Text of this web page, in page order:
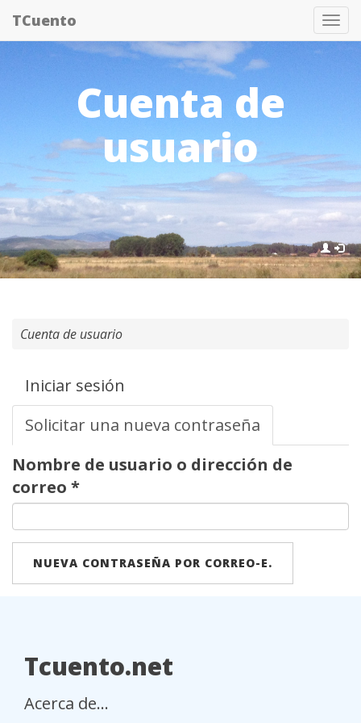
Pasar
contenido
TCuento
Cuenta de
usuario
Cuenta de usuario
Solapas
principales
Iniciar sesión
Solicitar una nueva contraseña
activa)
Nombre de usuario o dirección de
correo *
NUEVA CONTRASEÑA POR CORREO-E.
Tcuento.net
Acerca de...